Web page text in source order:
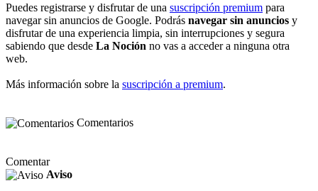
Puedes registrarse y disfrutar de una suscripción premium para
navegar sin anuncios de Google. Podrás navegar sin anuncios y
disfrutar de una experiencia limpia, sin interrupciones y segura
sabiendo que desde La Noción no vas a acceder a ninguna otra
web.
Más información sobre la suscripción a premium.
Comentarios
Comentar
Aviso